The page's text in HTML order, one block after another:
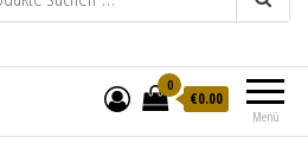
Menü
0
€0.00